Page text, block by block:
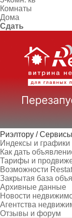
Комнаты
Дома
Сдать
Риэлтору / Сервисы
Индексы и графики
Как дать
Тарифы и
Возможности
Закрытая база
Архивные данные
Новости
Агентства
Отзывы и форум